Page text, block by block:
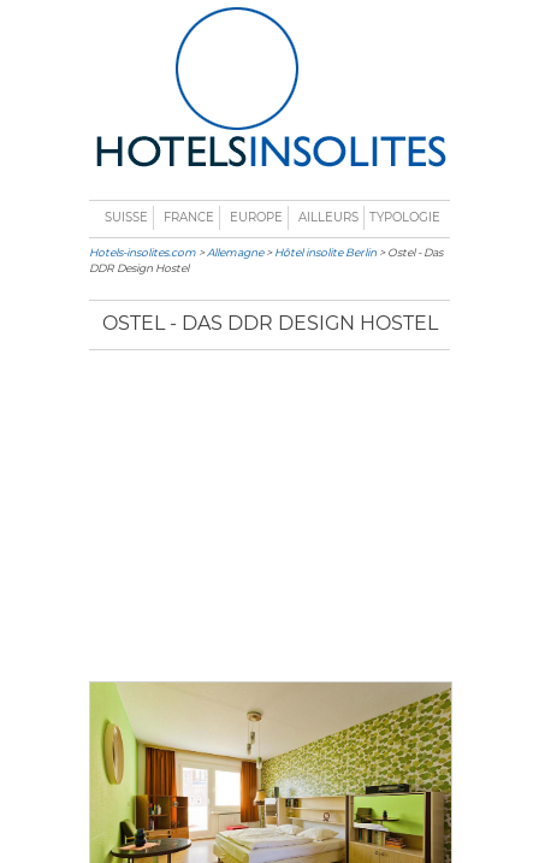
SUISSE FRANCE EUROPE AILLEURS TYPOLOGIE
Hotels-insolites.com >Allemagne>Hôtel insolite Berlin > Ostel - Das
DDR Design Hostel
OSTEL - DAS DDR DESIGN HOSTEL